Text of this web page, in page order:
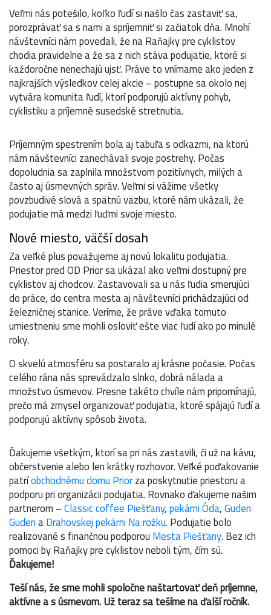
Veľmi nás potešilo, koľko ľudí si našlo čas zastaviť sa,
porozprávať sa s nami a spríjemniť si začiatok dňa. Mnohí
návštevníci nám povedali, že na Raňajky pre cyklistov
chodia pravidelne a že sa z nich stáva podujatie, ktoré si
každoročne nenechajú ujsť. Práve to vnímame ako jeden z
najkrajších výsledkov celej akcie – postupne sa okolo nej
vytvára komunita ľudí, ktorí podporujú aktívny pohyb,
cyklistiku a príjemné susedské stretnutia.
Príjemným spestrením bola aj tabuľa s odkazmi, na ktorú
nám návštevníci zanechávali svoje postrehy. Počas
dopoludnia sa zaplnila množstvom pozitívnych, milých a
často aj úsmevných správ. Veľmi si vážime všetky
povzbudivé slová a spätnú väzbu, ktoré nám ukázali, že
podujatie má medzi ľuďmi svoje miesto.
Nové miesto, väčší dosah
Za veľké plus považujeme aj novú lokalitu podujatia.
Priestor pred OD Prior sa ukázal ako veľmi dostupný pre
cyklistov aj chodcov. Zastavovali sa u nás ľudia smerujúci
do práce, do centra mesta aj návštevníci prichádzajúci od
železničnej stanice. Veríme, že práve vďaka tomuto
umiestneniu sme mohli osloviť ešte viac ľudí ako po minulé
roky.
O skvelú atmosféru sa postaralo aj krásne počasie. Počas
celého rána nás sprevádzalo slnko, dobrá nálada a
množstvo úsmevov. Presne takéto chvíle nám pripomínajú,
prečo má zmysel organizovať podujatia, ktoré spájajú ľudí a
podporujú aktívny spôsob života.
Ďakujeme všetkým, ktorí sa pri nás zastavili, či už na kávu,
občerstvenie alebo len krátky rozhovor. Veľké poďakovanie
patríobchodnému domu Priorza poskytnutie priestoru a
podporu pri organizácii podujatia. Rovnako ďakujeme našim
partnerom –Classic coffee Piešťany,pekárni Óda,Guden
GudenaDrahovskej pekárni Na rožku. Podujatie bolo
realizované s finančnou podporouMesta Piešťany. Bez ich
pomoci by Raňajky pre cyklistov neboli tým, čím sú.
Ďakujeme!
Teší nás, že sme mohli spoločne naštartovať deň príjemne,
aktívne a s úsmevom. Už teraz sa tešíme na ďalší ročník.